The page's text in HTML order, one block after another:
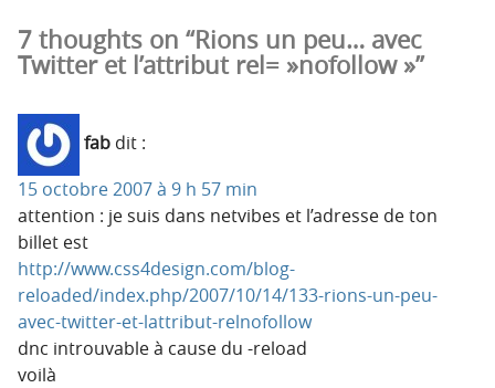
7 thoughts on “Rions un peu… avec
Twitter et l’attribut rel= »nofollow »”
fab dit :
15 octobre 2007 à 9 h 57 min
attention : je suis dans netvibes et l’adresse de ton
billet est
http://www.css4design.com/blog-
reloaded/index.php/2007/10/14/133-rions-un-peu-
avec-twitter-et-lattribut-relnofollow
dnc introuvable à cause du -reload
voilà